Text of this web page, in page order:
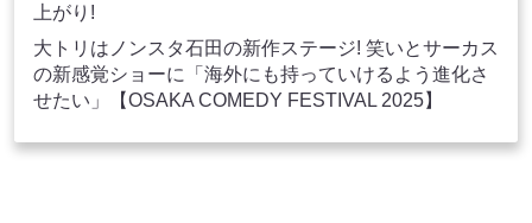
上がり!
大トリはノンスタ石田の新作ステージ! 笑いとサーカス
の新感覚ショーに「海外にも持っていけるよう進化さ
せたい」【OSAKA COMEDY FESTIVAL 2025】